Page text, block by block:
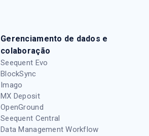
Gerenciamento de dados e
colaboração
Seequent Evo
BlockSync
Imago
MX Deposit
OpenGround
Seequent Central
Data Management Workflow